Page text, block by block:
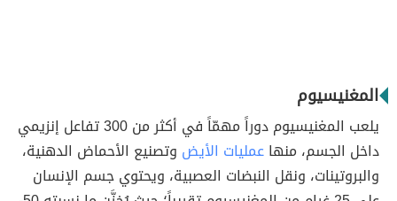
المغنيسيوم
يلعب المغنيسيوم دوراً مهمّاً في أكثر من 300 تفاعل إنزيمي
داخل الجسم، منهاعمليات الأيض وتصنيع الأحماض الدهنية،
والبروتينات، ونقل النبضات العصبية، ويحتوي جسم الإنسان